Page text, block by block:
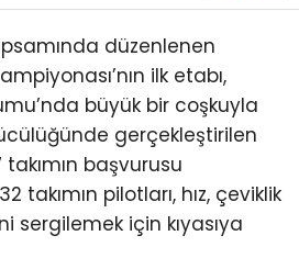
düzenlenen
ilk etabı,
büyük bir coşkuyla
gerçekleştirilen
başvurusu
takımın pilotları, hız, çeviklik
sergilemek için kıyasıya